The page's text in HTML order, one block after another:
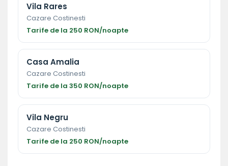
Vila Rares
Cazare Costinesti
Tarife de la 250 RON/noapte
Casa Amalia
Cazare Costinesti
Tarife de la 350 RON/noapte
Vila Negru
Cazare Costinesti
Tarife de la 250 RON/noapte